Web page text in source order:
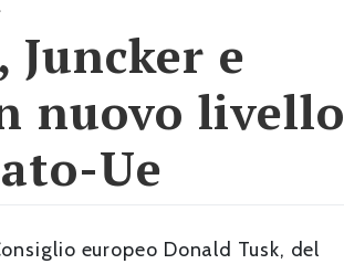
e
nuovo livello
Ue
europeo Donald Tusk, del